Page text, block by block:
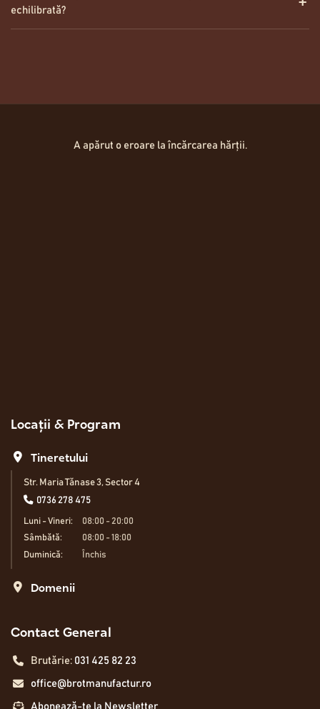
echilibrată?
A apărut o eroare la încărcarea hărții.
Locații & Program
Tineretului
Str. Maria Tănase 3, Sector 4
0736 278 475
Luni - Vineri:
08:00 - 20:00
Sâmbătă:
08:00 - 18:00
Duminică:
Închis
Domenii
Contact General
Brutărie: 031 425 82 23
office@brotmanufactur.ro
Abonează-te la Newsletter